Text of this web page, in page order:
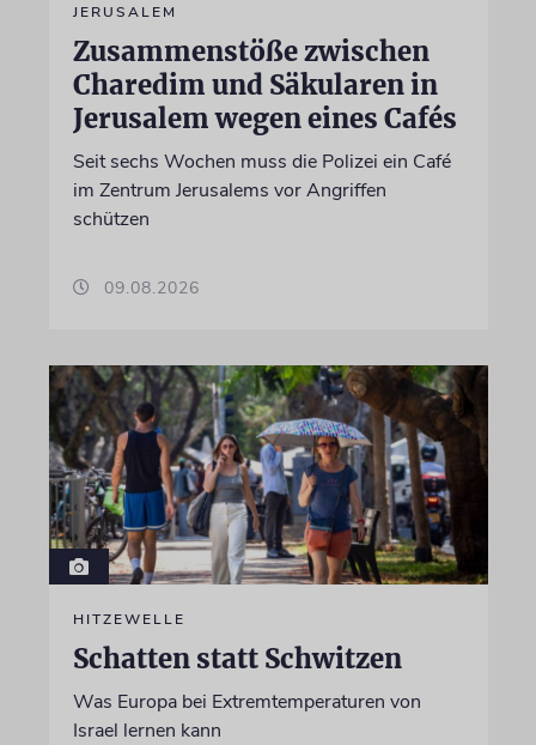
JERUSALEM
Zusammenstöße zwischen
Charedim und Säkularen in
Jerusalem wegen eines Cafés
Seit sechs Wochen muss die Polizei ein Café
im Zentrum Jerusalems vor Angriffen
schützen
09.08.2026
HITZEWELLE
Schatten statt Schwitzen
Was Europa bei Extremtemperaturen von
Israel lernen kann